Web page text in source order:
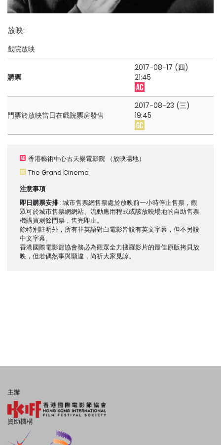
放映:
戲院放映
購票
2017-08-17 (四)
21:45
門票於放映當日在戲院票房發售
2017-08-23 (三)
19:45
香港藝術中心古天樂電影院 （放映場地）
The Grand Cinema
注意事項
即日購票安排 : 城市售票網售票處於放映前一小時停止售票，觀
眾可於城市售票網網站、流動應用程式或該放映場地的自助售票
機購買剩餘門票，售完即止。
除特別註明外，所有非英語對白電影皆設有英文字幕，但不另設
中文字幕。
香港國際電影節協會務必為觀眾全力搜羅影片的最佳原版拷貝放
映，但若偶然事與願違，尚祈大家見諒。
主辦
資助機構